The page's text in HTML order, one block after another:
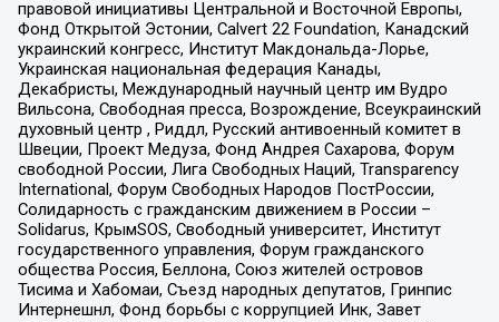
правовой инициативы Центральной и Восточной Европы,
Фонд Открытой Эстонии, Calvert 22 Foundation, Канадский
украинский конгресс, Институт Макдональда-Лорье,
Украинская национальная федерация Канады,
Декабристы, Международный научный центр им Вудро
Вильсона, Свободная пресса, Возрождение, Всеукраинский
духовный центр , Риддл, Русский антивоенный комитет в
Швеции, Проект Медуза, Фонд Андрея Сахарова, Форум
свободной России, Лига Свободных Наций, Transparеncy
International, Форум Свободных Народов ПостРоссии,
Солидарность с гражданским движением в России –
Solidarus, КрымSOS, Свободный университет, Институт
государственного управления, Форум гражданского
общества Россия, Беллона, Союз жителей островов
Тисима и Хабомаи, Съезд народных депутатов, Гринпис
Интернешнл, Фонд борьбы с коррупцией Инк, Завет